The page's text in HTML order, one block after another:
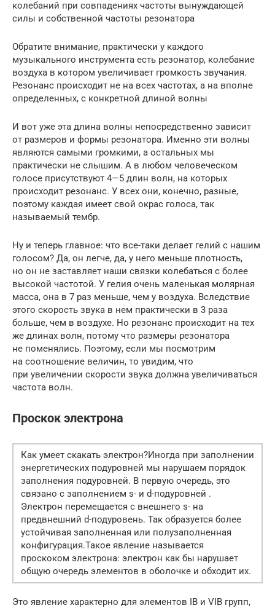
колебаний при совпадениях частоты вынуждающей
силы и собственной частоты резонатора
Обратите внимание, практически у каждого
музыкального инструмента есть резонатор, колебание
воздуха в котором увеличивает громкость звучания.
Резонанс происходит не на всех частотах, а на вполне
определенных, с конкретной длиной волны
И вот уже эта длина волны непосредственно зависит
от размеров и формы резонатора. Именно эти волны
являются самыми громкими, а остальных мы
практически не слышим. А в любом человеческом
голосе присутствуют 4—5 длин волн, на которых
происходит резонанс. У всех они, конечно, разные,
поэтому каждая имеет свой окрас голоса, так
называемый тембр.
Ну и теперь главное: что все-таки делает гелий с нашим
голосом? Да, он легче, да, у него меньше плотность,
но он не заставляет наши связки колебаться с более
высокой частотой. У гелия очень маленькая молярная
масса, она в 7 раз меньше, чем у воздуха. Вследствие
этого скорость звука в нем практически в 3 раза
больше, чем в воздухе. Но резонанс происходит на тех
же длинах волн, потому что размеры резонатора
не поменялись. Поэтому, если мы посмотрим
на соотношение величин, то увидим, что
при увеличении скорости звука должна увеличиваться
частота волн.
Проскок электрона
Как умеет скакать электрон?Иногда при заполнении
энергетических подуровней мы нарушаем порядок
заполнения подуровней. В первую очередь, это
связано с заполнением s- и d-подуровней .
Электрон перемещается с внешнего s- на
предвнешний d-подуровень. Так образуется более
устойчивая заполненная или полузаполненная
конфигурация.Такое явление называется
проскоком электрона: электрон как бы нарушает
общую очередь элементов в оболочке и обходит их.
Это явление характерно для элементов IB и VIB групп,